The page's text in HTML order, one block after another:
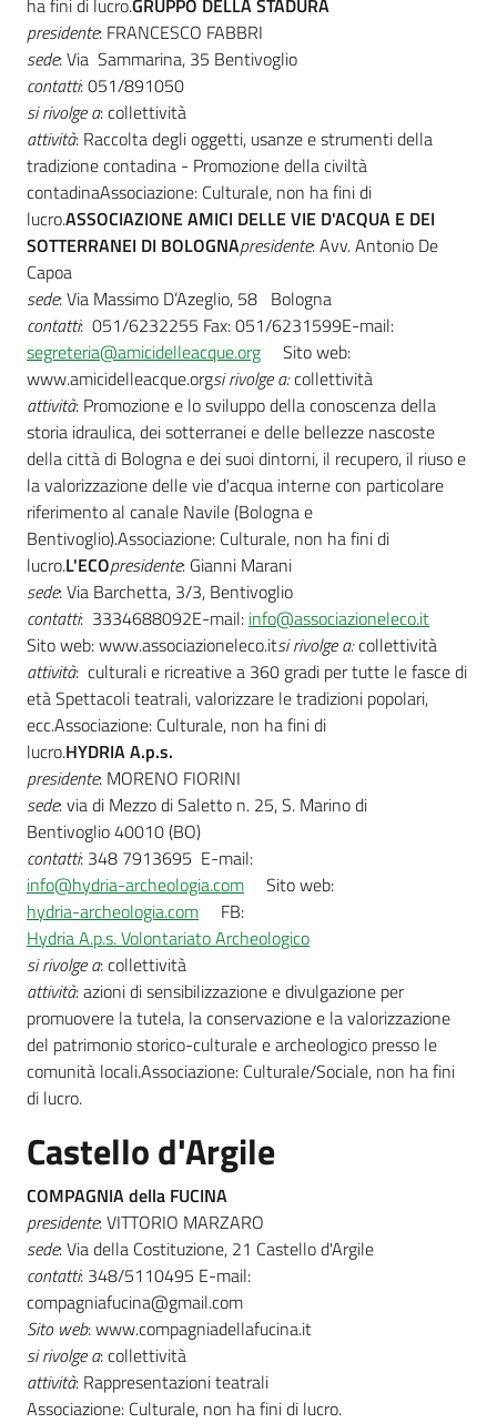
ha fini di lucro.GRUPPO DELLA STADURA
presidente: FRANCESCO FABBRI
sede: Via Sammarina, 35 Bentivoglio
contatti: 051/891050
si rivolge a: collettività
attività: Raccolta degli oggetti, usanze e strumenti della
tradizione contadina - Promozione della civiltà
contadinaAssociazione: Culturale, non ha fini di
lucro.ASSOCIAZIONE AMICI DELLE VIE D'ACQUA E DEI
SOTTERRANEI DI BOLOGNApresidente: Avv. Antonio De
Capoa
sede: Via Massimo D’Azeglio, 58 Bologna
contatti: 051/6232255 Fax: 051/6231599E-mail:
segreteria@amicidelleacque.org
Sito web:
www.amicidelleacque.orgsi rivolge a:collettività
attività: Promozione e lo sviluppo della conoscenza della
storia idraulica, dei sotterranei e delle bellezze nascoste
della città di Bologna e dei suoi dintorni, il recupero, il riuso e
la valorizzazione delle vie d'acqua interne con particolare
riferimento al canale Navile (Bologna e
Bentivoglio).Associazione: Culturale, non ha fini di
lucro.L'ECOpresidente: Gianni Marani
sede: Via Barchetta, 3/3, Bentivoglio
contatti: 3334688092E-mail: info@associazioneleco.it
Sito web: www.associazioneleco.itsi rivolge a:collettività
attività: culturali e ricreative a 360 gradi per tutte le fasce di
età Spettacoli teatrali, valorizzare le tradizioni popolari,
ecc.Associazione: Culturale, non ha fini di
lucro.HYDRIA A.p.s.
presidente: MORENO FIORINI
sede: via di Mezzo di Saletto n. 25, S. Marino di
Bentivoglio 40010 (BO)
contatti: 348 7913695 E-mail:
info@hydria-archeologia.com
Sito web:
hydria-archeologia.com
FB:
Hydria A.p.s. Volontariato Archeologico
si rivolge a: collettività
attività: azioni di sensibilizzazione e divulgazione per
promuovere la tutela, la conservazione e la valorizzazione
del patrimonio storico-culturale e archeologico presso le
comunità locali.Associazione: Culturale/Sociale, non ha fini
di lucro.
Castello d'Argile
COMPAGNIA della FUCINA
presidente: VITTORIO MARZARO
sede: Via della Costituzione, 21 Castello d'Argile
contatti: 348/5110495 E-mail:
compagniafucina@gmail.com
Sito web: www.compagniadellafucina.it
si rivolge a: collettività
attività: Rappresentazioni teatrali
Associazione: Culturale, non ha fini di lucro.